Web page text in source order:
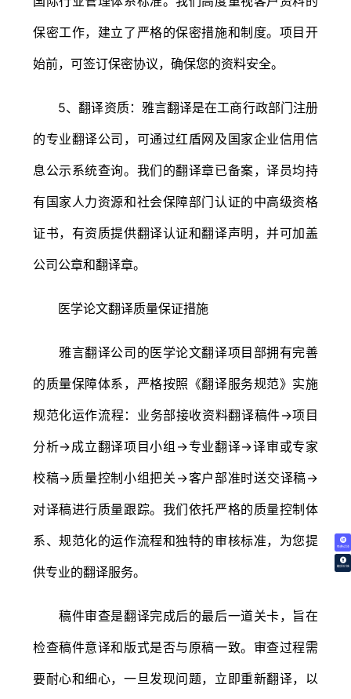
免费试译
翻译价格
保密工作，建立了严格的保密措施和制度。项目开
始前，可签订保密协议，确保您的资料安全。
5、翻译资质：雅言翻译是在工商行政部门注册
的专业翻译公司，可通过红盾网及国家企业信用信
息公示系统查询。我们的翻译章已备案，译员均持
有国家人力资源和社会保障部门认证的中高级资格
证书，有资质提供翻译认证和翻译声明，并可加盖
公司公章和翻译章。
医学论文翻译质量保证措施
雅言翻译公司的医学论文翻译项目部拥有完善
的质量保障体系，严格按照《翻译服务规范》实施
规范化运作流程：业务部接收资料翻译稿件→项目
分析→成立翻译项目小组→专业翻译→译审或专家
校稿→质量控制小组把关→客户部准时送交译稿→
对译稿进行质量跟踪。我们依托严格的质量控制体
系、规范化的运作流程和独特的审核标准，为您提
供专业的翻译服务。
稿件审查是翻译完成后的最后一道关卡，旨在
检查稿件意译和版式是否与原稿一致。审查过程需
要耐心和细心，一旦发现问题，立即重新翻译，以